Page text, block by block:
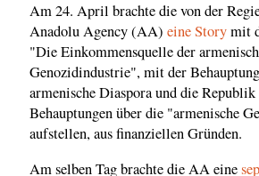
Am 24. April brachte die von der
Anadolu Agency (AA) eine Storymit
"Die Einkommensquelle der
Genozidindustrie", mit der
armenische Diaspora und die
Behauptungen über die "armenische
aufstellen, aus finanziellen Gründen.
Am selben Tag brachte die AA eine